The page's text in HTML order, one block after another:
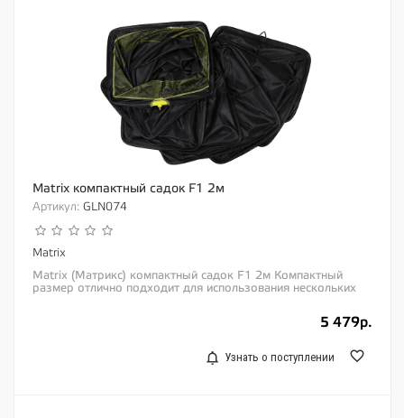
Matrix компактный садок F1 2м
Артикул: GLN074
Matrix
Matrix (Матрикс) компактный садок F1 2м Компактный
размер отлично подходит для использования нескольких
5 479р.
Узнать о поступлении